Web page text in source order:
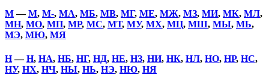
М—М, М-, МА, МБ, МВ, МГ, МЕ, МЖ, МЗ, МИ, МК, МЛ,
МН, МО, МП, МР, МС, МТ, МУ, МХ, МЦ, МШ, МЫ, МЬ,
МЭ, МЮ, МЯ
Н—Н, НА, НБ, НГ, НД, НЕ, НЗ, НИ, НК, НЛ, НО, НР, НС,
НУ, НХ, НЧ, НЫ, НЬ, НЭ, НЮ, НЯ